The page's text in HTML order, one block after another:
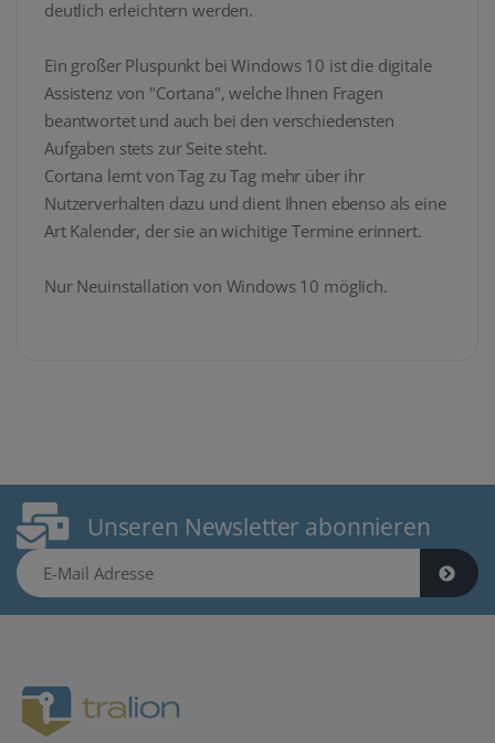
deutlich erleichtern werden.
Ein großer Pluspunkt bei Windows 10 ist die digitale
Assistenz von "Cortana", welche Ihnen Fragen
beantwortet und auch bei den verschiedensten
Aufgaben stets zur Seite steht.
Cortana lernt von Tag zu Tag mehr über ihr
Nutzerverhalten dazu und dient Ihnen ebenso als eine
Art Kalender, der sie an wichitige Termine erinnert.
Nur Neuinstallation von Windows 10 möglich.
Unseren Newsletter abonnieren
E-Mail Adresse